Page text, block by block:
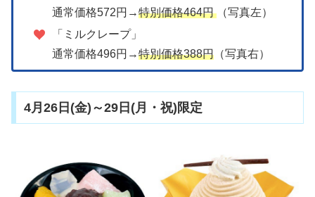
通常価格572円→特別価格464円（写真左）
「ミルクレープ」
通常価格496円→特別価格388円（写真右）
4月26日(金)～29日(月・祝)限定